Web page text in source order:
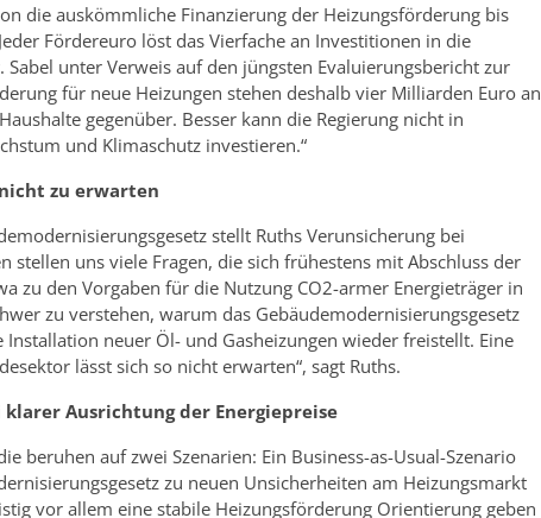
die auskömmliche Finanzierung der Heizungsförderung bis
Fördereuro löst das Vierfache an Investitionen in die
Sabel unter Verweis auf den jüngsten Evaluierungsbericht zur
für neue Heizungen stehen deshalb vier Milliarden Euro an
gegenüber. Besser kann die Regierung nicht in
und Klimaschutz investieren.“
zu erwarten
stellt Ruths Verunsicherung bei
stellen uns viele Fragen, die sich frühestens mit Abschluss der
zu den Vorgaben für die Nutzung CO2-armer Energieträger in
zu verstehen, warum das Gebäudemodernisierungsgesetz
neuer Öl- und Gasheizungen wieder freistellt. Eine
lässt sich so nicht erwarten“, sagt Ruths.
Ausrichtung der Energiepreise
beruhen auf zwei Szenarien: Ein Business-as-Usual-Szenario
zu neuen Unsicherheiten am Heizungsmarkt
vor allem eine stabile Heizungsförderung Orientierung geben